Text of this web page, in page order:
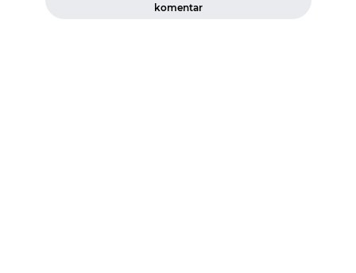
komentar